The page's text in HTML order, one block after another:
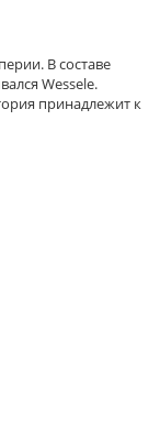
В составе
Wessele.
принадлежит к